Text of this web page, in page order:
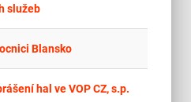
služeb
Blansko
hal ve VOP CZ, s.p.